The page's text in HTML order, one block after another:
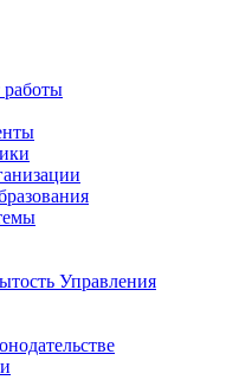
работы
Управления